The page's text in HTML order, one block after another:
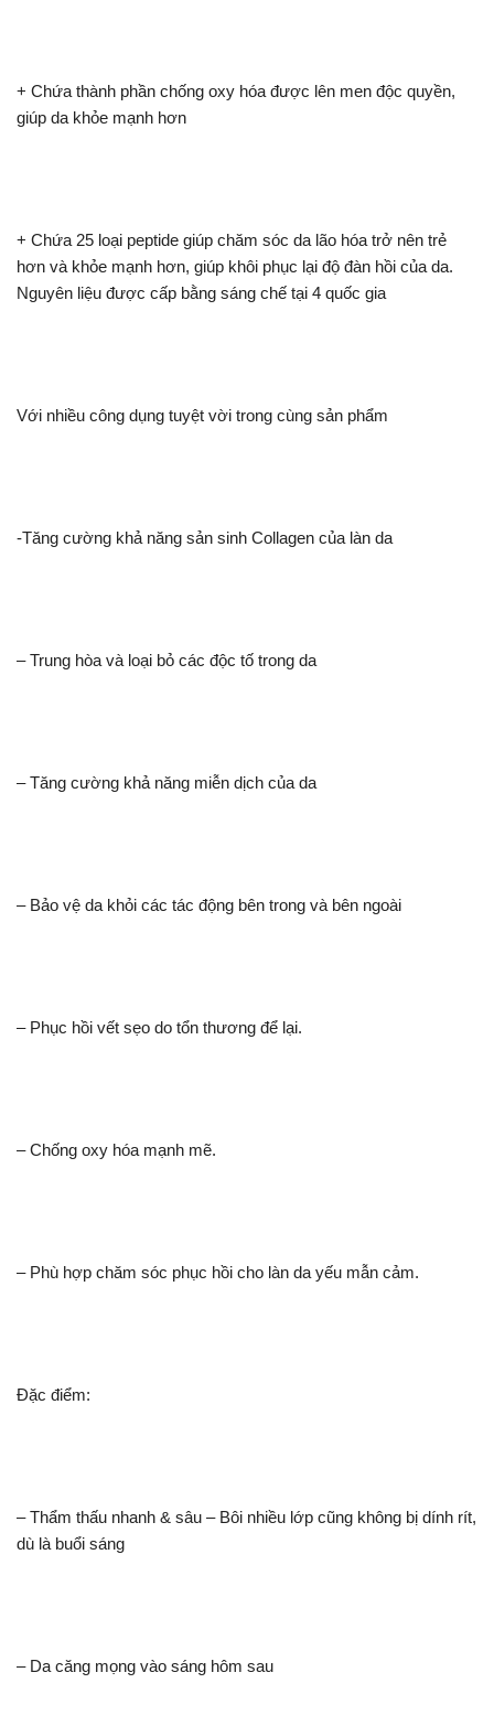
+ Chứa thành phần chống oxy hóa được lên men độc quyền,
giúp da khỏe mạnh hơn
+ Chứa 25 loại peptide giúp chăm sóc da lão hóa trở nên trẻ
hơn và khỏe mạnh hơn, giúp khôi phục lại độ đàn hồi của da.
Nguyên liệu được cấp bằng sáng chế tại 4 quốc gia
Với nhiều công dụng tuyệt vời trong cùng sản phẩm
-Tăng cường khả năng sản sinh Collagen của làn da
– Trung hòa và loại bỏ các độc tố trong da
– Tăng cường khả năng miễn dịch của da
– Bảo vệ da khỏi các tác động bên trong và bên ngoài
– Phục hồi vết sẹo do tổn thương để lại.
– Chống oxy hóa mạnh mẽ.
– Phù hợp chăm sóc phục hồi cho làn da yếu mẫn cảm.
Đặc điểm:
– Thẩm thấu nhanh & sâu – Bôi nhiều lớp cũng không bị dính rít,
dù là buổi sáng
– Da căng mọng vào sáng hôm sau